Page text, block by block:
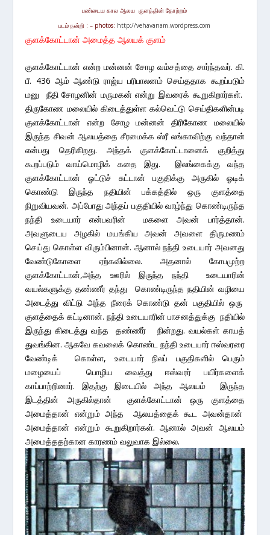
பண்டைய கால ஆலய குளத்தின் தோற்றம்
படம் நன்றி : – photos: http://vehavanam.wordpress.com
குளக்கோட்டான் அமைத்த ஆலயக் குளம்
குளக்கோட்டான் என்ற மன்னன் சோழ வம்சத்தை சார்ந்தவர். கி.
பீ. 436 ஆம் ஆண்டு ராஜ்ய பரிபாலனம் செய்ததாக கூறப்படும்
மனு நீதி சோழனின் மருமகன் என்று இவரைக் கூறுகிறார்கள்.
திருகோண மலையில் கிடைத்துள்ள கல்வெட்டு செய்திகளின்படி
குளக்கோட்டான் என்ற சோழ மன்னன் திரிகோண மலையில்
இருந்த சிவன் ஆலயத்தை சீரமைக்க ஸ்ரீ லங்காவிற்கு வந்தான்
என்பது தெரிகிறது. அந்தக் குளக்கோட்டானைக் குறித்து
கூறப்படும் வாய்மொழிக் கதை இது. இலங்கைக்கு வந்த
குளக்கோட்டான் ஓட்டுச் சுட்டான் பகுதிக்கு அருகில் ஓடிக்
கொண்டு இருந்த நதியின் பக்கத்தில் ஒரு குளத்தை
நிறுவியவன். அப்போது அந்தப் பகுதியில் வாழ்ந்து கொண்டிருந்த
நந்தி உடையார் என்பவரின் மகளை அவன் பார்த்தான்.
அவளுடைய அழகில் மயங்கிய அவன் அவளை திருமணம்
செய்து கொள்ள விரும்பினான். ஆனால் நந்தி உடையார் அவனது
வேண்டுகோளை ஏற்கவில்லை. அதனால் கோபமுற்ற
குளக்கோட்டான்,அந்த ஊரில் இருந்த நந்தி உடையாரின்
வயல்களுக்கு தண்ணீர் தந்து கொண்டிருந்த நதியின் வழியை
அடைத்து விட்டு அந்த நீரைக் கொண்டு தன் பகுதியில் ஒரு
குளத்தைக் கட்டினான். நந்தி உடையாரின் பாசனத்துக்கு நதியில்
இருந்து கிடைத்து வந்த தண்ணீர் நின்றது. வயல்கள் காயத்
துவங்கின. ஆகவே கவலைக் கொண்ட நந்தி உடையார் ஈஸ்வரரை
வேண்டிக் கொள்ள, உடையார் நிலப் பகுதிகளில் பெரும்
மழையைப் பொழிய வைத்து ஈஸ்வரர் பயிர்களைக்
காப்பாற்றினார். இதற்கு இடையில் அந்த ஆலயம் இருந்த
இடத்தின் அருகில்தான் குளக்கோட்டான் ஒரு குளத்தை
அமைத்தான் என்றும் அந்த ஆலயத்தைக் கூட அவன்தான்
அமைத்தான் என்றும் கூறுகிறார்கள். ஆனால் அவன் ஆலயம்
அமைத்ததற்கான காரணம் வலுவாக இல்லை.